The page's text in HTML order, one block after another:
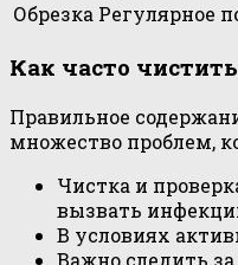
Обрезка Регулярное
Как часто
Правильное
множество проблем,
Чистка и
вызвать
В условиях
Важно следить